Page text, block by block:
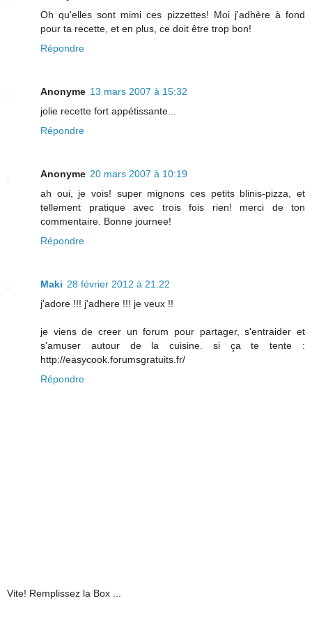
Oh qu'elles sont mimi ces pizzettes! Moi j'adhère à fond
pour ta recette, et en plus, ce doit être trop bon!
Répondre
Anonyme 13 mars 2007 à 15:32
jolie recette fort appétissante...
Répondre
Anonyme 20 mars 2007 à 10:19
ah oui, je vois! super mignons ces petits blinis-pizza, et
tellement pratique avec trois fois rien! merci de ton
commentaire. Bonne journee!
Répondre
Maki 28 février 2012 à 21:22
j'adore !!! j'adhere !!! je veux !!
je viens de creer un forum pour partager, s'entraider et
s'amuser autour de la cuisine. si ça te tente :
http://easycook.forumsgratuits.fr/
Répondre
Vite! Remplissez la Box ...